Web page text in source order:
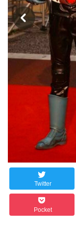
Twitter
Pocket